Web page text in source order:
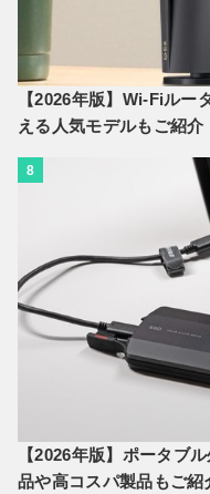
【2026年版】Wi-Fiルー
える人気モデルもご紹介
8
【2026年版】ポータブ
品や高コスパ製品もご紹